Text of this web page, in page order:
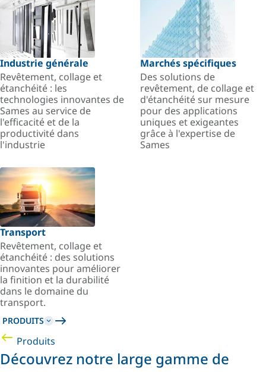
Industrie générale
Revêtement, collage et
étanchéité : les
technologies innovantes de
Sames au service de
l'efficacité et de la
productivité dans
l'industrie
Marchés spécifiques
Des solutions de
revêtement, de collage et
d'étanchéité sur mesure
pour des applications
uniques et exigeantes
grâce à l'expertise de
Sames
Transport
Revêtement, collage et
étanchéité : des solutions
innovantes pour améliorer
la finition et la durabilité
dans le domaine du
transport.
PRODUITS
Produits
Découvrez notre large gamme de